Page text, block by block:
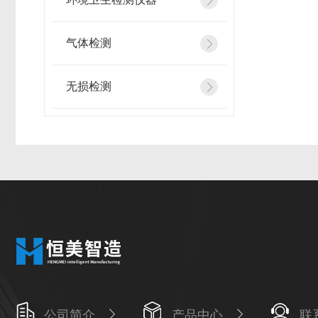
气体检测
无损检测
公司简介 产品中心 联